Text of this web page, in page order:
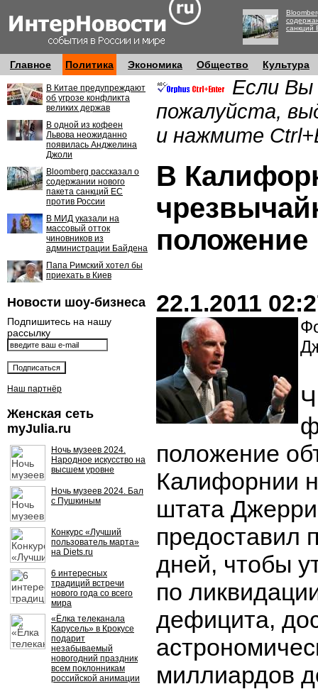
санкций
Главное Политика Экономика Общество Культура
В Китае предупреждают
об угрозе конфликта
великих держав
В одной из кофеен
Львова неожиданно
появилась Анджелина
Джоли
Bloomberg рассказал о
содержании нового
пакета санкций ЕС
против России
В МИД указали на
массовый отток
чиновников из
администрации Байдена
Папа Римский хотел бы
приехать в Киев
Новости шоу-бизнеса
Подпишитесь на нашу
рассылку
Наш партнёр
Женская сеть
myJulia.ru
Ночь музеев 2024.
Народное искусство на
высшем уровне
Ночь музеев 2024. Бал
с Пушкиным
Конкурс «Лучший
пользователь марта»
на Diets.ru
6 интересных
традиций встречи
нового года со всего
мира
«Ёлка телеканала
Карусель» в Крокусе
подарит
незабываемый
новогодний праздник
всем поклонникам
российской анимации
Если Вы
пожалуйста,
и нажмите
В
положение
22.1.2011
положение
Калифорнии
штата
предоставил
дней, чтобы
по
дефицита,
миллиардов